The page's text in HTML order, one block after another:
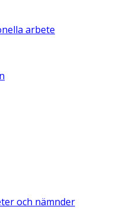
arbete
och nämnder